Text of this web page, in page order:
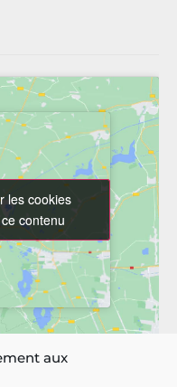
aux
les cookies
contenu
les cookies
contenu